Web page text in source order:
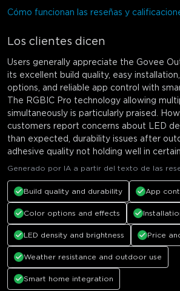
Cómo funcionan las reseñas y
Los clientes dicen
Users generally appreciate the Govee
its excellent build quality, easy
options, and reliable app control with
The RGBIC Pro technology allowing
simultaneously is particularly praised.
customers report concerns about LED
than expected, durability issues after
adhesive quality not holding well in
Generado por IA a partir del texto de las
Build quality and durability App
Color options and effects
LED density and brightness Price
Weather resistance and outdoor use
Smart home integration
close